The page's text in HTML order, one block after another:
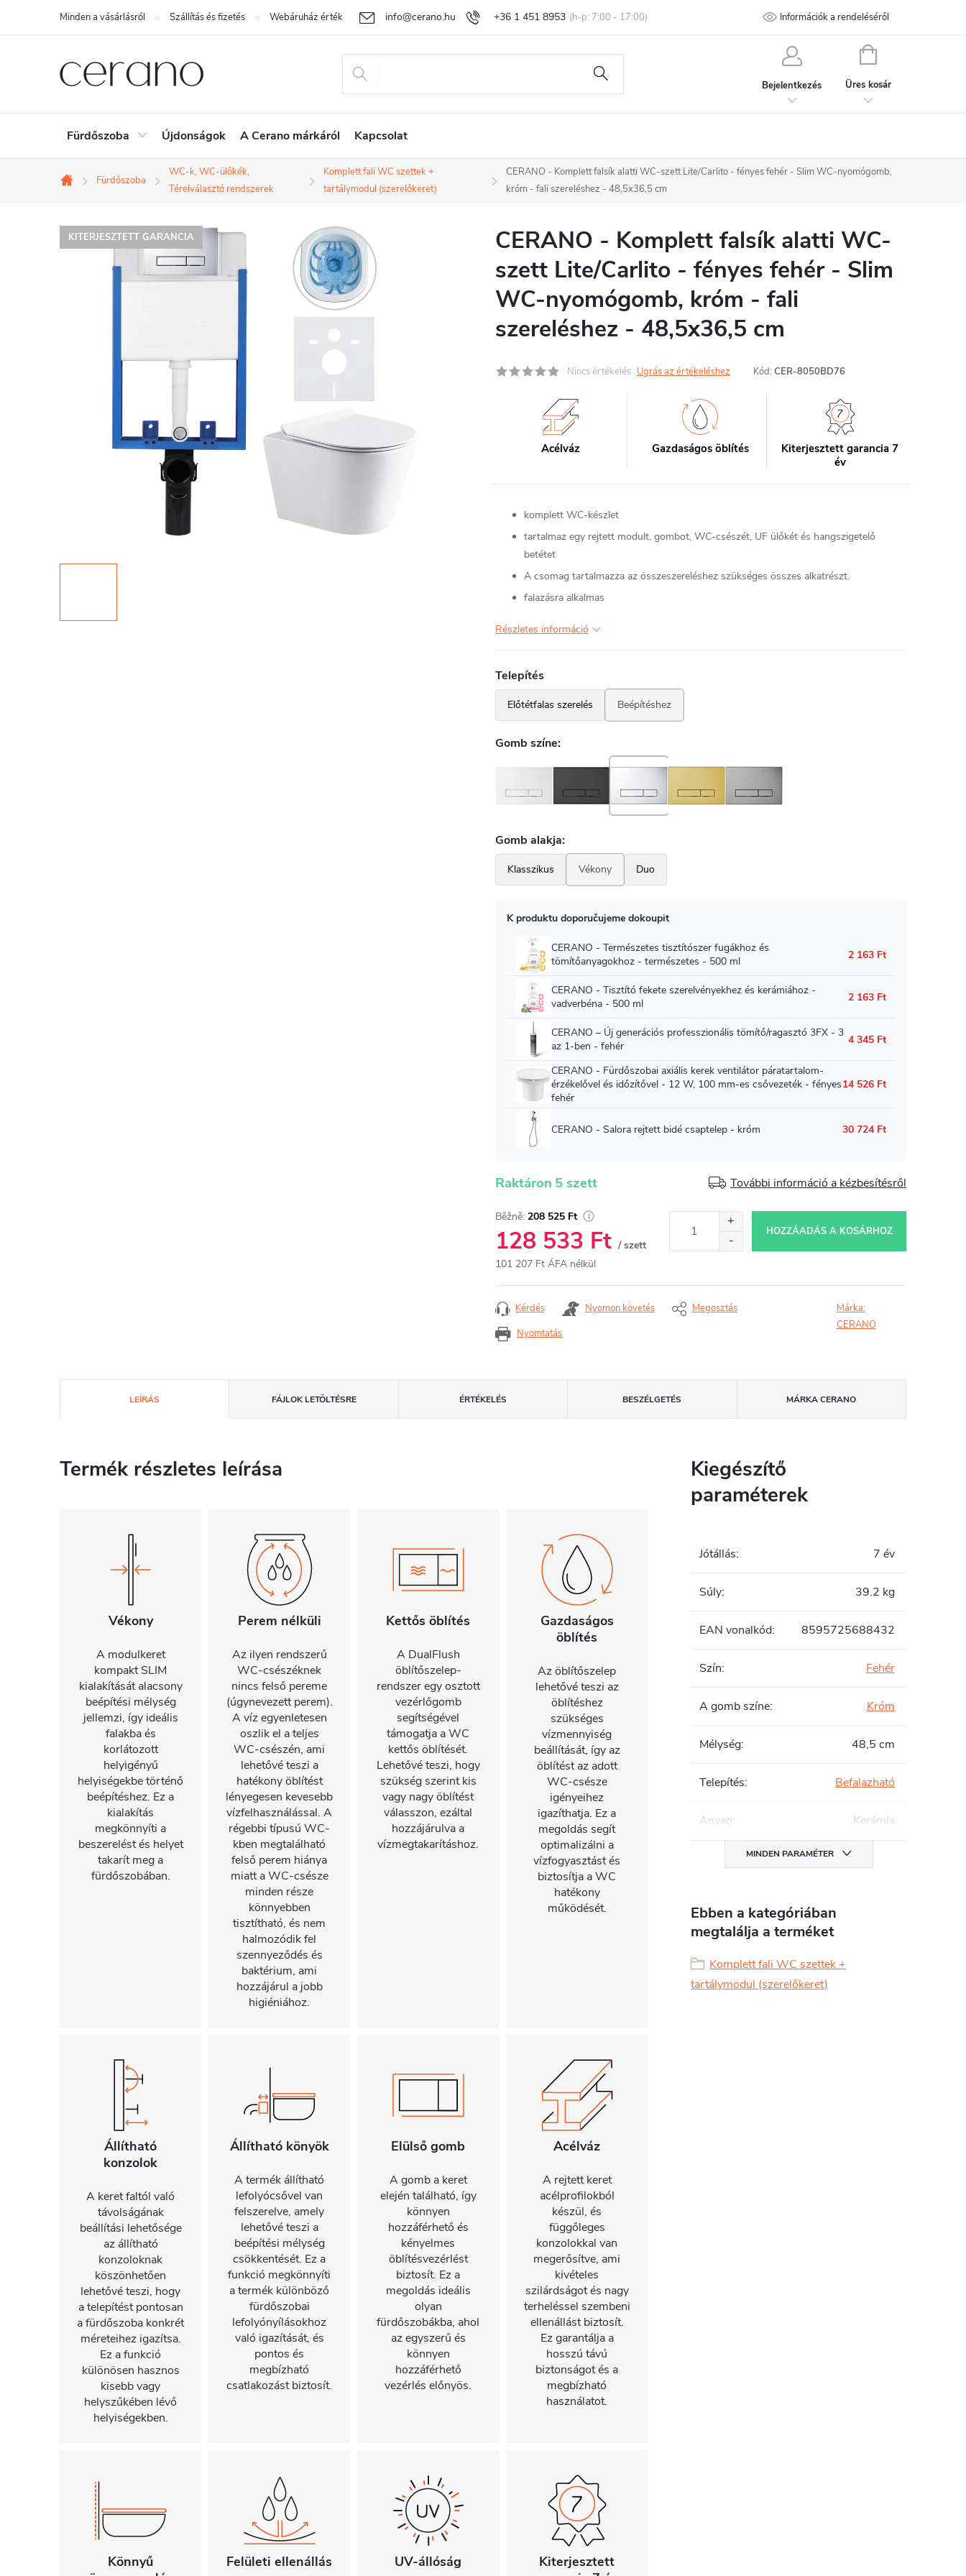
tartalomhoz
+36 1 451 8953
info@cerano.hu
Minden a vásárlásról Szállítás és fizetés Webáruház értékelése Egyedi árazás Áru visszaküldése és reklamáció Általános Szerződési Feltételek Adatvédelmi feltételek
Információk a rendeléséről
Bejelentkezés
KOSÁR
Üres kosár
Fürdőszoba Újdonságok A Cerano márkáról Kapcsolat
Kezdőlap
Fürdőszoba
WC-k, WC-ülőkék,
Térelválasztó rendszerek
Komplett fali WC szettek +
tartálymodul (szerelőkeret)
CERANO - Komplett falsík alatti WC-szett Lite/Carlito - fényes fehér - Slim WC-nyomógomb,
króm - fali szereléshez - 48,5x36,5 cm
KITERJESZTETT GARANCIA
CERANO - Komplett falsík alatti WC-
szett Lite/Carlito - fényes fehér - Slim
WC-nyomógomb, króm - fali
szereléshez - 48,5x36,5 cm
Nincs értékelés Ugrás az értékeléshez Kód: CER-8050BD76
Acélváz Gazdaságos öblítés
Kiterjesztett garancia 7
év
komplett WC-készlet
tartalmaz egy rejtett modult, gombot, WC-csészét, UF ülőkét és hangszigetelő
betétet
A csomag tartalmazza az összeszereléshez szükséges összes alkatrészt.
falazásra alkalmas
Részletes információ
Raktáron 5 szett További információ a kézbesítésről
208 525 Ft
128 533 Ft / szett
101 207 Ft ÁFA nélkül
HOZZÁADÁS A KOSÁRHOZ
Nyomtatás
Kérdés Nyomon követés Megosztás
Márka:
CERANO
LEÍRÁS FÁJLOK LETÖLTÉSRE ÉRTÉKELÉS BESZÉLGETÉS MÁRKACERANO
Termék részletes leírása
Vékony
A modulkeret
kompakt SLIM
kialakítását alacsony
beépítési mélység
jellemzi, így ideális
falakba és
korlátozott
helyigényű
helyiségekbe történő
beépítéshez. Ez a
kialakítás
megkönnyíti a
beszerelést és helyet
takarít meg a
fürdőszobában.
Perem nélküli
Az ilyen rendszerű
WC-csészéknek
nincs felső pereme
(úgynevezett perem).
A víz egyenletesen
oszlik el a teljes
WC-csészén, ami
lehetővé teszi a
hatékony öblítést
lényegesen kevesebb
vízfelhasználással. A
régebbi típusú WC-
kben megtalálható
felső perem hiánya
miatt a WC-csésze
minden része
könnyebben
tisztítható, és nem
halmozódik fel
szennyeződés és
baktérium, ami
hozzájárul a jobb
higiéniához.
Kettős öblítés
A DualFlush
öblítőszelep-
rendszer egy osztott
vezérlőgomb
segítségével
támogatja a WC
kettős öblítését.
Lehetővé teszi, hogy
szükség szerint kis
vagy nagy öblítést
válasszon, ezáltal
hozzájárulva a
vízmegtakarításhoz.
Gazdaságos
öblítés
Az öblítőszelep
lehetővé teszi az
öblítéshez
szükséges
vízmennyiség
beállítását, így az
öblítést az adott
WC-csésze
igényeihez
igazíthatja. Ez a
megoldás segít
optimalizálni a
vízfogyasztást és
biztosítja a WC
hatékony
működését.
Állítható
konzolok
A keret faltól való
távolságának
beállítási lehetősége
az állítható
konzoloknak
köszönhetően
lehetővé teszi, hogy
a telepítést pontosan
a fürdőszoba konkrét
méreteihez igazítsa.
Ez a funkció
különösen hasznos
kisebb vagy
helyszűkében lévő
helyiségekben.
Állítható könyök
A termék állítható
lefolyócsővel van
felszerelve, amely
lehetővé teszi a
beépítési mélység
csökkentését. Ez a
funkció megkönnyíti
a termék különböző
fürdőszobai
lefolyónyílásokhoz
való igazítását, és
pontos és
megbízható
csatlakozást biztosít.
Elülső gomb
A gomb a keret
elején található, így
könnyen
hozzáférhető és
kényelmes
öblítésvezérlést
biztosít. Ez a
megoldás ideális
olyan
fürdőszobákba, ahol
az egyszerű és
könnyen
hozzáférhető
vezérlés előnyös.
Acélváz
A rejtett keret
acélprofilokból
készül, és
függőleges
konzolokkal van
megerősítve, ami
kivételes
szilárdságot és nagy
terheléssel szembeni
ellenállást biztosít.
Ez garantálja a
hosszú távú
biztonságot és a
megbízható
használatot.
Könnyű
Felületi ellenállás UV-állóság
Kiterjesztett
Kiegészítő
paraméterek
Jótállás: 7 év
Súly: 39.2 kg
EAN vonalkód: 8595725688432
Szín: Fehér
A gomb színe: Króm
Mélység: 48,5 cm
Telepítés: Befalazható
Anyag: Kerámia
MINDEN PARAMÉTER
Ebben a kategóriában
megtalálja a terméket
Komplett fali WC szettek +
tartálymodul (szerelőkeret)